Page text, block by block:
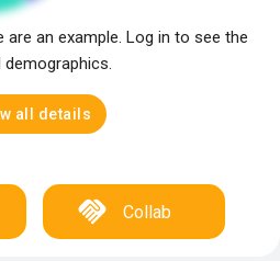
are an example. Log in to see the
demographics.
all details
Collab